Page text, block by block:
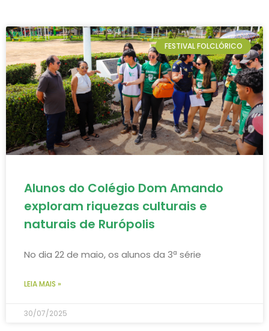
FESTIVAL FOLCLÓRICO
Alunos do Colégio Dom Amando
exploram riquezas culturais e
naturais de Rurópolis
No dia 22 de maio, os alunos da 3ª série
LEIA MAIS »
30/07/2025